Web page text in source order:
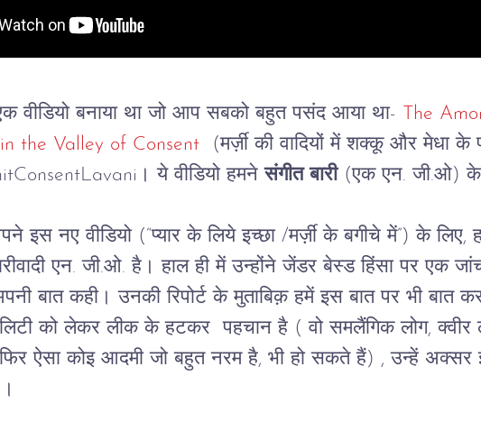
वीडियो बनाया था जो आप सबको बहुत पसंद आया था-
The
the Valley of Consent(मर्ज़ी की वादियों में शक्कू और मेधा के
ये वीडियो हमनेसंगीत बारी (एक एन. जी.ओ) के
इस नए वीडियो (“प्यार के लिये इच्छा /मर्ज़ी के बगीचे में”) के लिए,
एन. जी.ओ. है। हाल ही में उन्होंने जेंडर बेस्ड हिंसा पर एक
बात कही। उनकी रिपोर्ट के मुताबिक़ हमें इस बात पर भी बात
को लेकर लीक के हटकर  पहचान है ( वो समलैंगिक लोग, क्वीर
ऐसा कोइ आदमी जो बहुत नरम है, भी हो सकते हैं) , उन्हें अक्सर